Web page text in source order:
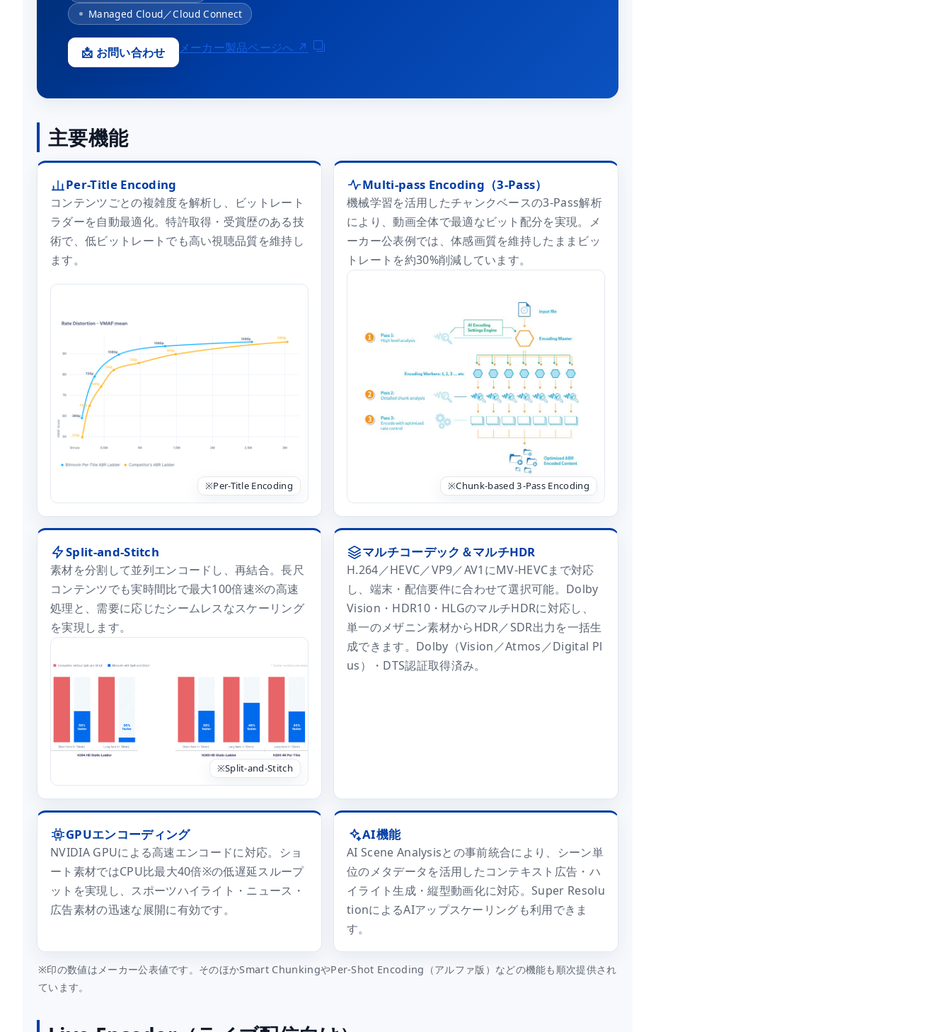
Managed Cloud／Cloud Connect
📩 お問い合わせ メーカー製品ページへ ↗
主要機能
Per-Title Encoding
コンテンツごとの複雑度を解析し、ビットレート
ラダーを自動最適化。特許取得・受賞歴のある技
術で、低ビットレートでも高い視聴品質を維持し
ます。
※Per-Title Encoding
Multi-pass Encoding（3-Pass）
機械学習を活用したチャンクベースの3-Pass解析
により、動画全体で最適なビット配分を実現。メ
ーカー公表例では、体感画質を維持したままビッ
トレートを約30%削減しています。
※Chunk-based 3-Pass Encoding
Split-and-Stitch
素材を分割して並列エンコードし、再結合。長尺
コンテンツでも実時間比で最大100倍速※の高速
処理と、需要に応じたシームレスなスケーリング
を実現します。
※Split-and-Stitch
マルチコーデック＆マルチHDR
H.264／HEVC／VP9／AV1にMV-HEVCまで対応
し、端末・配信要件に合わせて選択可能。Dolby
Vision・HDR10・HLGのマルチHDRに対応し、
単一のメザニン素材からHDR／SDR出力を一括生
成できます。Dolby（Vision／Atmos／Digital Pl
us）・DTS認証取得済み。
GPUエンコーディング
NVIDIA GPUによる高速エンコードに対応。ショ
ート素材ではCPU比最大40倍※の低遅延スループ
ットを実現し、スポーツハイライト・ニュース・
広告素材の迅速な展開に有効です。
AI機能
AI Scene Analysisとの事前統合により、シーン単
位のメタデータを活用したコンテキスト広告・ハ
イライト生成・縦型動画化に対応。Super Resolu
tionによるAIアップスケーリングも利用できま
す。
※印の数値はメーカー公表値です。そのほかSmart ChunkingやPer-Shot Encoding（アルファ版）などの機能も順次提供され
ています。